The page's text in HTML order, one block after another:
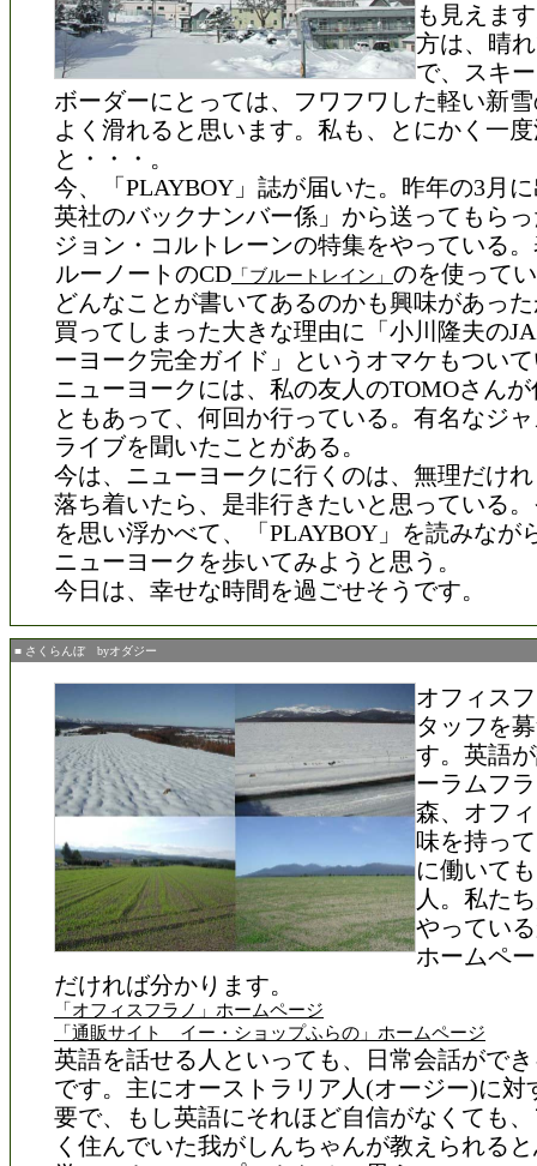
も見えま
方は、晴
で、スキ
ボーダーにとっては、フワフワした軽い新
よく滑れると思います。私も、とにかく一
と・・・。
今、「PLAYBOY」誌が届いた。昨年の3月
英社のバックナンバー係」から送ってもら
ジョン・コルトレーンの特集をやっている
ルーノートのCD 「ブルートレイン」 のを使って
どんなことが書いてあるのかも興味があっ
買ってしまった大きな理由に「小川隆夫の
ーヨーク完全ガイド」というオマケもつい
ニューヨークには、私の友人のTOMOさん
ともあって、何回か行っている。有名なジ
ライブを聞いたことがある。
今は、ニューヨークに行くのは、無理だけ
落ち着いたら、是非行きたいと思っている
を思い浮かべて、「PLAYBOY」を読みなが
ニューヨークを歩いてみようと思う。
今日は、幸せな時間を過ごせそうです。
■ さくらんぼ byオダジー
オフィス
タッフを
す。英語
ーラムフ
森、オフ
味を持っ
に働いて
人。私た
やってい
ホームペ
だければ分かります。
「オフィスフラノ」ホームページ
「通販サイト イー・ショップふらの」ホームページ
英語を話せる人といっても、日常会話がで
です。主にオーストラリア人(オージー)に対
要で、もし英語にそれほど自信がなくても
く住んでいた我がしんちゃんが教えられる